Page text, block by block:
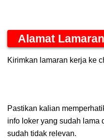
Alamat Lamaran
Kirimkan lamaran kerja ke
Pastikan kalian
info loker yang sudah lama
sudah tidak relevan.